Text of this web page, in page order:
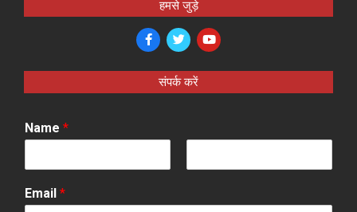
हमसे जुड़े
संपर्क करें
Name *
i
rEmail *